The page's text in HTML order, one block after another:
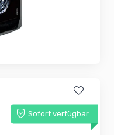
Sofort verfügbar